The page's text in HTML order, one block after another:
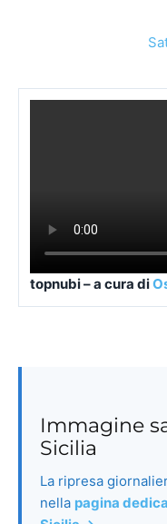
topnubi – a cura di
Immagine
Sicilia
La ripresa
nella pagina